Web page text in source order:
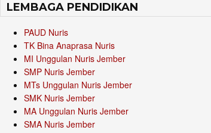
LEMBAGA PENDIDIKAN
PAUD Nuris
TK Bina Anaprasa Nuris
MI Unggulan Nuris Jember
SMP Nuris Jember
MTs Unggulan Nuris Jember
SMK Nuris Jember
MA Unggulan Nuris Jember
SMA Nuris Jember